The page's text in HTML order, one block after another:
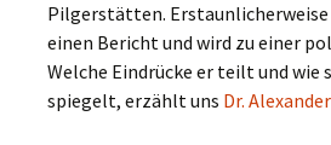
Pilgerstätten.
einen Bericht und wird zu einer
Welche Eindrücke er teilt und wie
spiegelt, erzählt uns Dr.